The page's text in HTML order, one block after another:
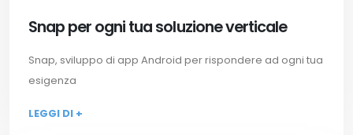
Snap per ogni tua soluzione verticale
Snap, sviluppo di app Android per rispondere ad ogni tua
esigenza
LEGGI DI +